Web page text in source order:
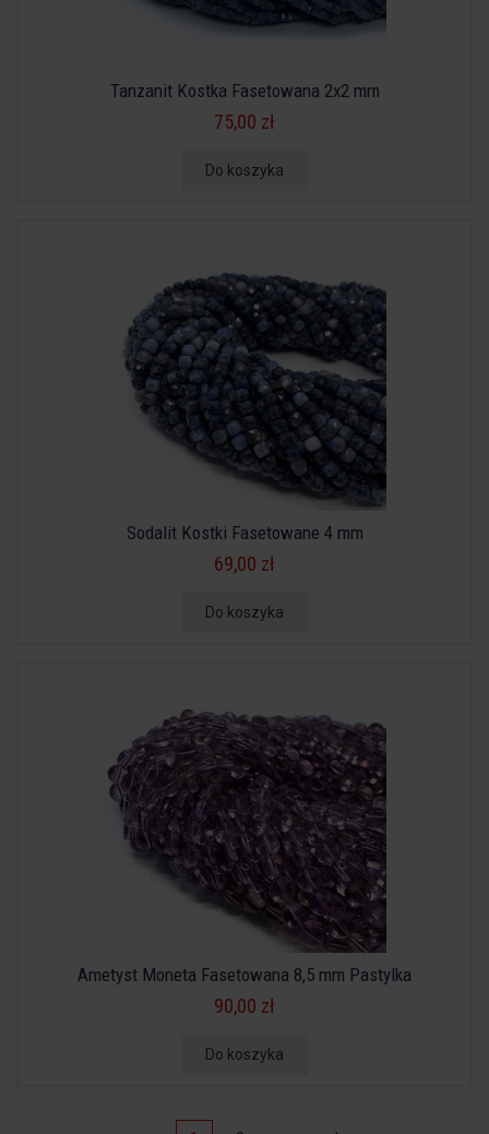
Tanzanit Kostka Fasetowana 2x2 mm
75,00 zł
Do koszyka
Sodalit Kostki Fasetowane 4 mm
69,00 zł
Do koszyka
Ametyst Moneta Fasetowana 8,5 mm Pastylka
90,00 zł
Do koszyka